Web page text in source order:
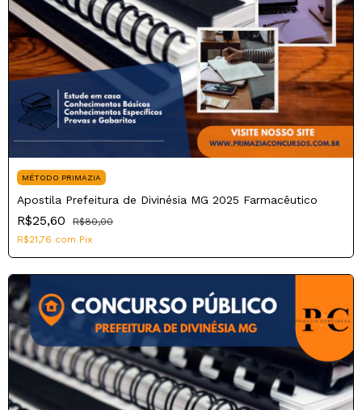
MÉTODO PRIMAZIA
Apostila Prefeitura de Divinésia MG 2025 Farmacêutico
R$25,60
R$80,00
R$21,76 com Pix